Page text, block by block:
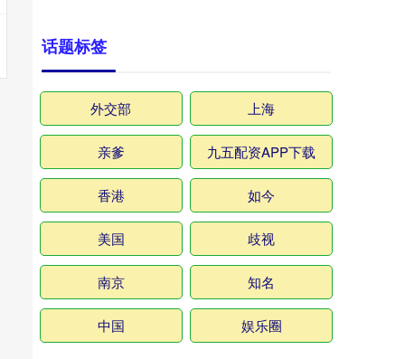
话题标签
外交部 上海
亲爹 九五配资APP下载
香港 如今
美国 歧视
南京 知名
中国 娱乐圈